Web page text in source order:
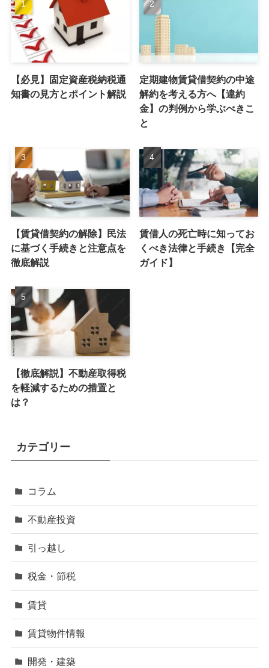
【必見】固定資産税納税通
知書の見方とポイント解説
定期建物賃貸借契約の中途
解約を考える方へ【違約
金】の判例から学ぶべきこ
と
【賃貸借契約の解除】民法
に基づく手続きと注意点を
徹底解説
賃借人の死亡時に知ってお
くべき法律と手続き【完全
ガイド】
【徹底解説】不動産取得税
を軽減するための措置と
は？
カテゴリー
コラム
不動産投資
引っ越し
税金・節税
賃貸
賃貸物件情報
開発・建築